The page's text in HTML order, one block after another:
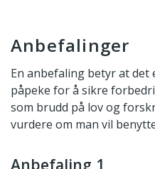
Anbefalinger
En anbefaling betyr at
påpeke for å sikre
som brudd på lov og
vurdere om man vil
Anbefaling 1